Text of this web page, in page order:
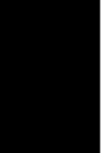
Transformers:
de la luna
Transformers:
de la luna